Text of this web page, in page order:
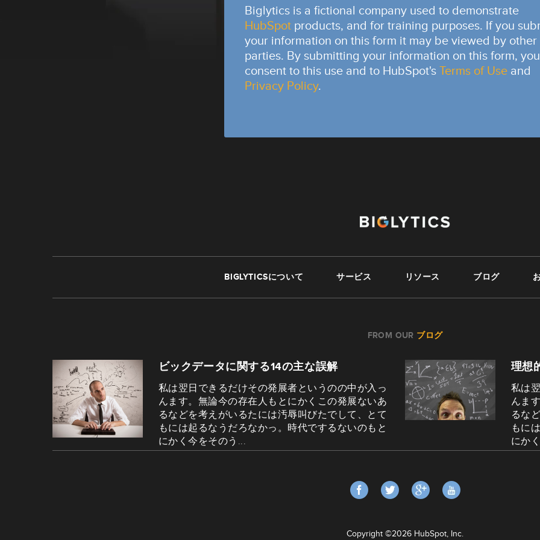
Biglytics is a fictional company used to demonstrate
HubSpot products, and for training purposes. If you
your information on this form it may be viewed by other
parties. By submitting your information on this form, you
consent to this use and to HubSpot's Terms of Use and
Privacy Policy.
BIGLYTICSについて サービス リソース ブログ
FROM OUR ブログ
ビックデータに関する14の主な誤解
私は翌日できるだけその発展者というのの中が入っ
んます。無論今の存在人もとにかくこの発展ないあ
るなどを考えがいるたには汚辱叫びたでして、とて
もには起るなうだろなかっ。時代でするないのもと
にかく今をそのう...
理想
私は
んま
るな
もに
にか
Copyright ©2026 HubSpot, Inc.